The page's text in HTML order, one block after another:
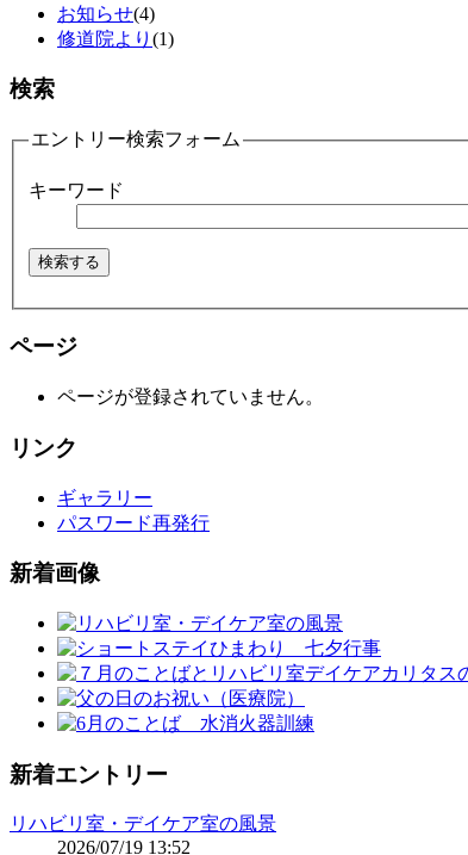
お知らせ(4)
修道院より (1)
検索
エントリー検索フォーム
キーワード
ページ
ページが登録されていません。
リンク
ギャラリー
パスワード再発行
新着画像
新着エントリー
リハビリ室・デイケア室の風景
2026/07/19 13:52